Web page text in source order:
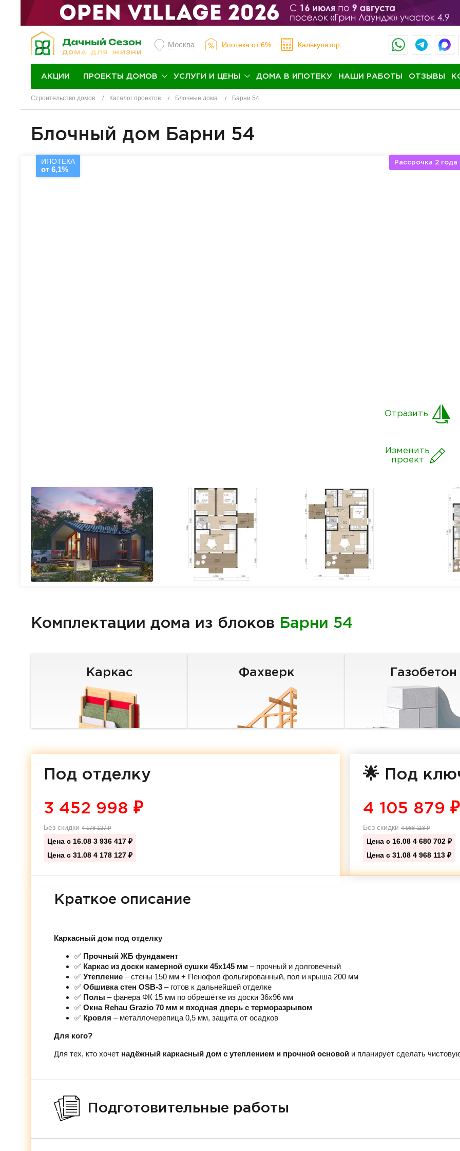
Москва Ипотека от 6% Калькулятор
АКЦИИ ПРОЕКТЫ ДОМОВ УСЛУГИ И ЦЕНЫ ДОМА В ИПОТЕКУ НАШИ РАБОТЫ ОТЗЫВЫ
Строительство домов Каталог проектов Блочные дома Барни 54
Блочный дом Барни 54
ИПОТЕКА
от 6,1%
Рассрочка 2 года
Изменить
проект
Отразить
Комплектации дома из блоков Барни 54
Каркас Фахверк Газобетон
Под отделку
3 452 998 ₽
Без скидки 4 178 127₽
Цена с 16.08 3 936 417 ₽
Цена с 31.08 4 178 127 ₽
🌟 Под
4 105 879 ₽
Без скидки 4 968 113₽
Цена с 16.08 4 680 702 ₽
Цена с 31.08 4 968 113 ₽
Краткое описание
Каркасный дом под отделку
✅ Прочный ЖБ фундамент
✅ Каркас из доски камерной сушки 45х145 мм – прочный и долговечный
✅ Утепление – стены 150 мм + Пенофол фольгированный, пол и крыша 200 мм
✅ Обшивка стен OSB-3 – готов к дальнейшей отделке
✅ Полы – фанера ФК 15 мм по обрешётке из доски 36х96 мм
✅ Окна Rehau Grazio 70 мм и входная дверь с терморазрывом
✅ Кровля – металлочерепица 0,5 мм, защита от осадков
Для кого?
Для тех, кто хочет надёжный каркасный дом с утеплением и прочной основой и планирует сделать
Подготовительные работы